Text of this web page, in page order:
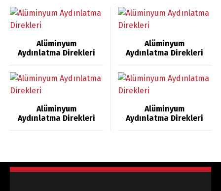
Alüminyum
Aydınlatma Direkleri
Alüminyum
Aydınlatma Direkleri
Alüminyum
Aydınlatma Direkleri
Alüminyum
Aydınlatma Direkleri